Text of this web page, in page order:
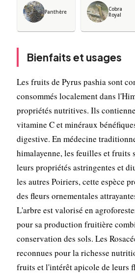
Panthère
Cobra
Royal
Bienfaits et usages
Les fruits de Pyrus pashia sont
consommés localement dans
propriétés nutritives. Ils
vitamine C et minéraux
digestive. En médecine
himalayenne, les feuilles et fruits
leurs propriétés astringentes et
les autres Poiriers, cette espèce
des fleurs ornementales
L'arbre est valorisé en
pour sa production fruitière
conservation des sols. Les
reconnues pour la richesse
fruits et l'intérêt apicole de leurs